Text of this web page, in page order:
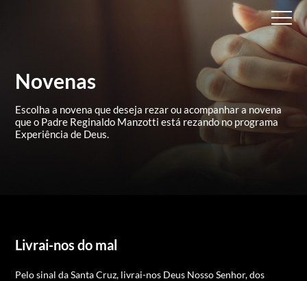
Novenas
Escolha a novena que deseja rezar ou acompanhar a novena
queo Padre Reginaldo Manzotti está rezando no programa
Experiência de Deus.
Livrai-nos do mal
Pelo sinal da Santa Cruz, livrai-nos Deus Nosso Senhor, dos